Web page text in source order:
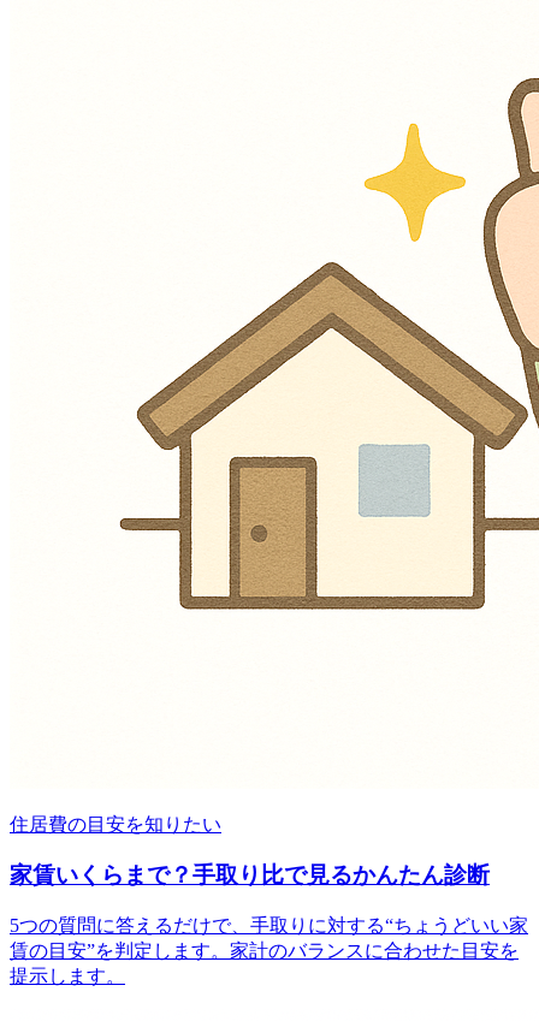
住居費の目安を知りたい
家賃いくらまで？手取り比で見るかんたん診断
5つの質問に答えるだけで、手取りに対する“ちょうどいい家
賃の目安”を判定します。家計のバランスに合わせた目安を
提示します。